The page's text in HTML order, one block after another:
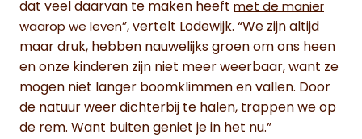
dat veel daarvan te maken heeft met de manier
waarop we leven”, vertelt Lodewijk. “We zijn altijd
maar druk, hebben nauwelijks groen om ons heen
en onze kinderen zijn niet meer weerbaar, want ze
mogen niet langer boomklimmen en vallen. Door
de natuur weer dichterbij te halen, trappen we op
de rem. Want buiten geniet je in het nu.”